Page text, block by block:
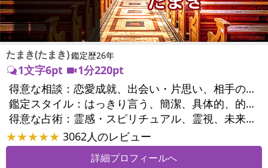
たまき(たまき)鑑定歴26年
1文字6pt
1分220pt
得意な相談：
恋愛成就、出会い・片思い、相手の気持ち、相性、結婚、男心・女心、二人の今後、複雑な恋愛、三角関係、浮気、不倫、復活愛、復縁、離婚、同性愛・LGBT、人間関係、職場の人間関係、対人関係、仕事運、適職、天職、転職、進路、就職、人生全般、使命、経営相談、人事、開業、夢、目標、ビジネスチャンス、ビジネスパートナー、パワーハラスメント、セクシャルハラスメント、家族関係、夫婦関係、家庭問題、夫婦問題、親族問題、育児・子育て、シングルマザー、相続関係、美容、心の問題、トラウマ、ストレス、人生相談、霊的問題、ご先祖様、守護霊様、魂の本質、前世、来世、引越し・転居、方位、開運指導、健康運、金運、金銭トラブル、ご近所問題
鑑定スタイル：
はっきり言う、簡潔、具体的、的確、情報量が多い、友達のように相談できる、聞き上手、とても話しやすい、愛にあふれ温かい、深く濃厚、勇気をくれる、前向き・元気になれる、実力派
得意な占術：
霊感・スピリチュアル、霊視、未来予知、前世・来世、波動修正、タロット、オラクルカード、風水、占星術、カウンセリング
★★★★★ 3062人のレビュー
詳細プロフィールへ